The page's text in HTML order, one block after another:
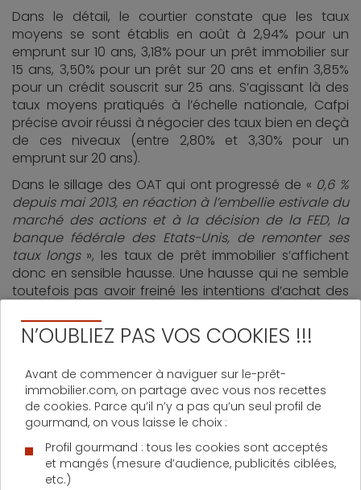
Dans le détail, le courtier constate que les taux
moyens se sont établis en août à 2,94% pour un
emprunt sur 10 ans, 3,18% pour un prêt immobilier sur
15 ans, 3,50% pour un prêt sur 20 ans et enfin 3,85%
pour un crédit souscrit sur 25 ans. S’agissant là des
taux moyens pratiqués à l’échelle nationale, Cafpi
précise avoir réussi à négocier des taux bien en deçà
de ces niveaux (entre 2,80% et 3,30% pour un
emprunt sur 20 ans).
Dans le sillage des OAT qui ont progressé de « 0,6 %
depuis mai 2013, en réaction à l’embellie estivale du
marché des actions et à la décision de la FED, la
banque fédérale des Etats-Unis, de remonter ses
taux longs», les taux de prêt immobilier s’affichent
donc en sensible hausse. Une hausse qui ne semble
toutefois pas avoir freiné les intentions d’achat des
aurait ainsi battu son record en matière de volume
de crédits en comptabilisant quelques 641,5 millions
datant du mois de décembre 2010 avec 613,6 millions
d’euros débloqués).
N’OUBLIEZ PAS VOS COOKIES !!!
Avant de commencer à naviguer sur le-prêt-
immobilier.com, on partage avec vous nos recettes
de cookies. Parce qu’il n’y a pas qu’un seul profil de
gourmand, on vous laisse le choix :
Profil gourmand : tous les cookies sont acceptés
et mangés (mesure d’audience, publicités ciblées,
etc.)